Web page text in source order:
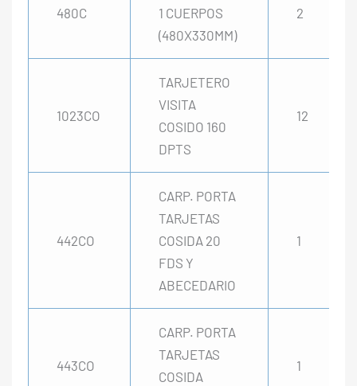
480C
1 CUERPOS
(480X330MM)
2
1023CO
TARJETERO
VISITA
COSIDO 160
DPTS
12
442CO
CARP. PORTA
TARJETAS
COSIDA 20
FDS Y
ABECEDARIO
1
443CO
CARP. PORTA
TARJETAS
COSIDA
1